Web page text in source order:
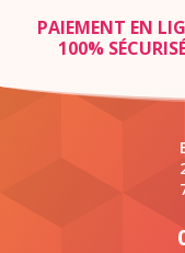
PAIEMENT EN
100%